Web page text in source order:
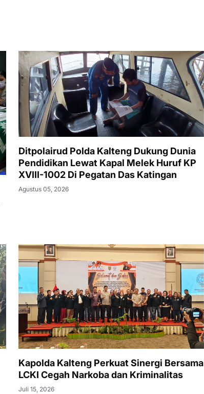
Ditpolairud Polda Kalteng Dukung Dunia
Pendidikan Lewat Kapal Melek Huruf KP
XVIII-1002 Di Pegatan Das Katingan
Agustus 05, 2026
Kapolda Kalteng Perkuat Sinergi Bersama
LCKI Cegah Narkoba dan Kriminalitas
Juli 15, 2026